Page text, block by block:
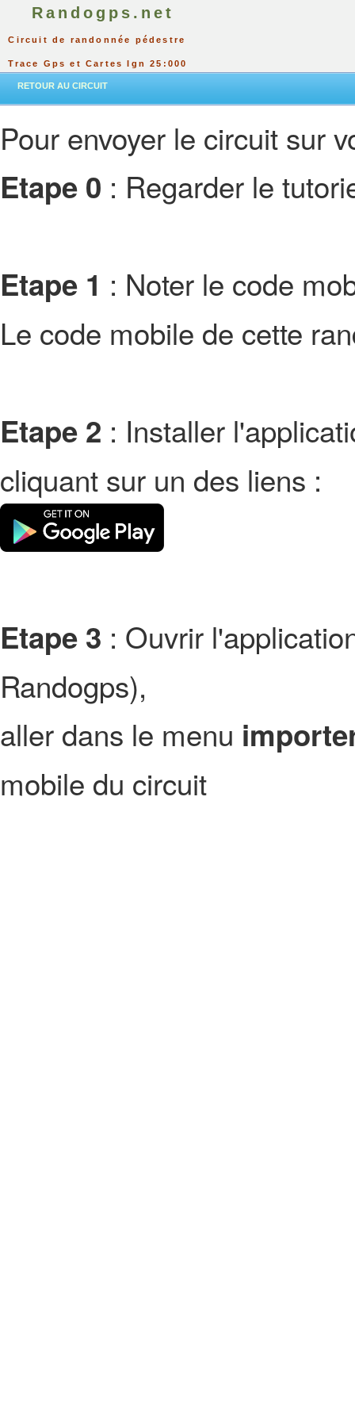
Randogps.net
Circuit de randonnée pédestre
Trace Gps et Cartes Ign 25:000
RETOUR AU CIRCUIT
Pour envoyer le circuit sur
Etape 0 : Regarder le
Etape 1 : Noter le code
Le code mobile de cette
Etape 2 : Installer
cliquant sur un des liens :
Etape 3 : Ouvrir
Randogps),
aller dans le menu
mobile du circuit